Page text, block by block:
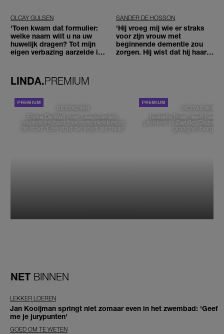
OLCAY GULSEN
'Toen kwam dat formulier:
welke naam wilt u na uw
huwelijk dragen? Tot mijn
eigen verbazing aarzelde ik
SANDER DE HOSSON
'Hij vroeg mij wie er straks
voor zijn vrouw met
beginnende dementie zou
zorgen. Hij wist dat hij haar
LINDA.PREMIUM
DE STAD VAN
Elske DeWall over Leeuwarden,
muziek en haar favoriete plekken in
de stad: 'Een stad die voelt als thuis'
DE STAD VAN
Isabelle Boer deelt haar
plekken in Zwolle: 'Deze
graag verborgen'
NET BINNEN
LEKKER LOEREN
Jan Kooijman springt niet zomaar even in het zwembad: 'Geef
me je jurypunten'
GOED OM TE WETEN